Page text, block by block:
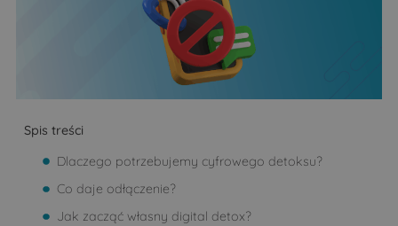
Spis treści
Dlaczego potrzebujemy cyfrowego detoksu?
Co daje odłączenie?
Jak zacząć własny digital detox?